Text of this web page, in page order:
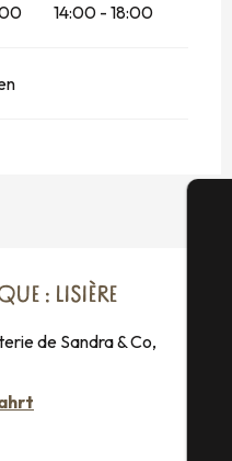
14:00 - 18:00
: LISIÈRE
de Sandra & Co,